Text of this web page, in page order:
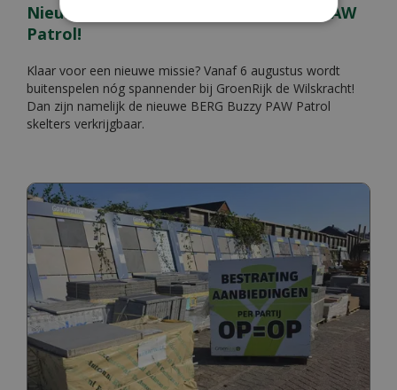
Nieuw bij de Wilskracht: BERG Buzzy PAW
Patrol!
Klaar voor een nieuwe missie? Vanaf 6 augustus wordt
buitenspelen nóg spannender bij GroenRijk de Wilskracht!
Dan zijn namelijk de nieuwe BERG Buzzy PAW Patrol
skelters verkrijgbaar.